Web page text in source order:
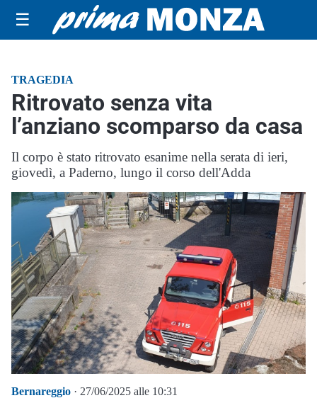
☰
TRAGEDIA
Ritrovato senza vita
l’anziano scomparso da casa
Il corpo è stato ritrovato esanime nella serata di ieri,
giovedì, a Paderno, lungo il corso dell'Adda
Bernareggio · 27/06/2025 alle 10:31